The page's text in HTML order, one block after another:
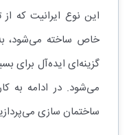
این نوع ایرانیت که
خاص ساخته می‌شود،
گزینه‌ای ایده‌آل برای
می‌شود. در ادامه به
ساختمان سازی